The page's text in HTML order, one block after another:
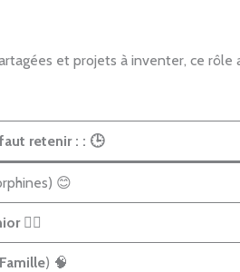
et projets à inventer, ce
retenir : : 🕒
😊
🏃‍♀️
) 🧠